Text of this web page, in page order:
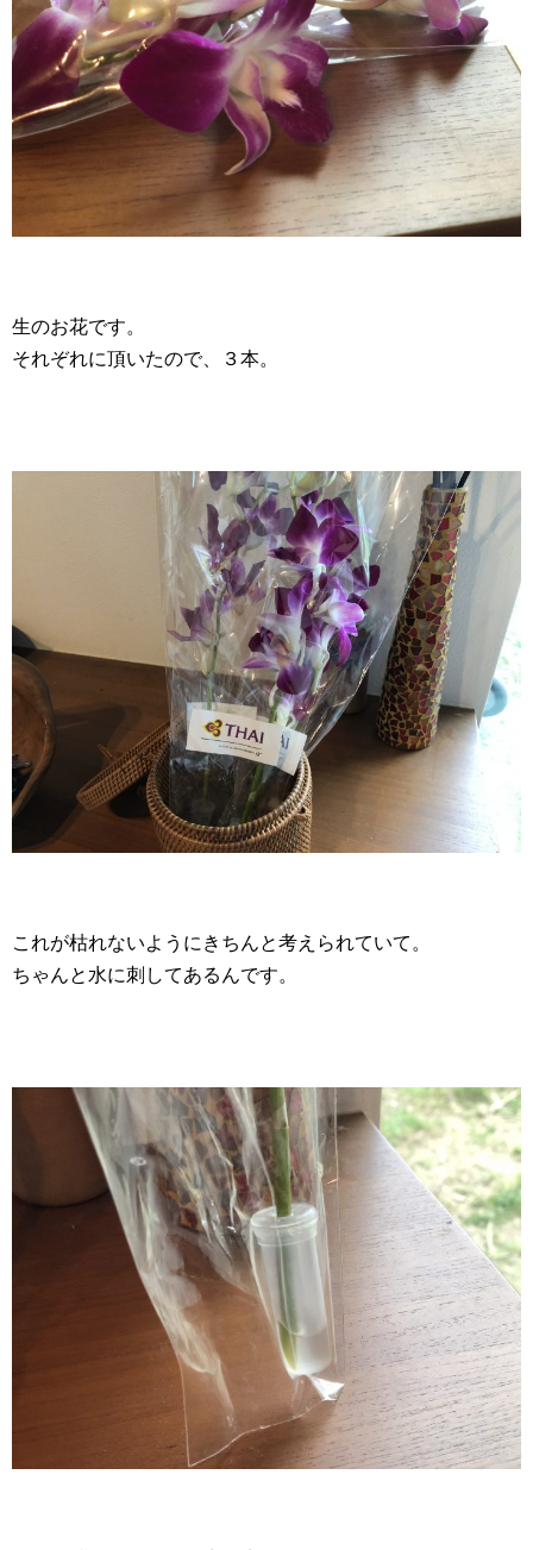
生のお花です。
それぞれに頂いたので、３本。
これが枯れないようにきちんと考えられていて。
ちゃんと水に刺してあるんです。